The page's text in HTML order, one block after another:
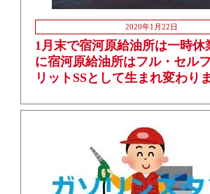
2020年1月22日
1月末で宿河原給油所は一時休
に宿河原給油所はフル・セル
リットSSとして生まれ変わり